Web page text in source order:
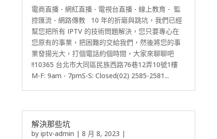
電商直播 - 網紅直播 - 電視台直播 - 線上教育 - 監
控匯流 - 網路傳教 10 年的折磨與跳坑，我們已經
幫您把所有 IPTV 的技術問題解決，您只要專心在
您原有的事業，把困難的交給我們，然後將您的事
業發揚光大，打個電話約個時間，大家來聊聊吧
!!10365 台北市大同區民族西路76巷12弄10號1樓
M-F: 9am - 7pmS-S: Closed(02) 2585-2581...
解決那些坑
by iptv-admin | 8 月 8, 2023 |